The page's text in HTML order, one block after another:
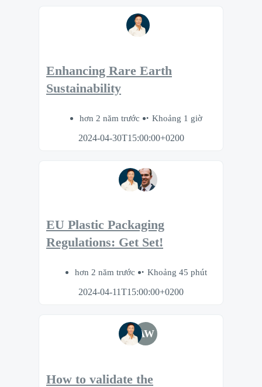
Enhancing Rare Earth
Sustainability
hơn 2 năm trước
Khoảng 1 giờ
2024-04-30T15:00:00+0200
EU Plastic Packaging
Regulations: Get Set!
hơn 2 năm trước
Khoảng 45 phút
2024-04-11T15:00:00+0200
AW
How to validate the